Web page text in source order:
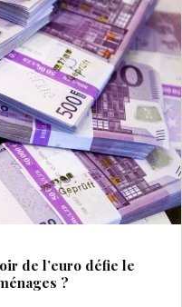
de l’euro défie le
?